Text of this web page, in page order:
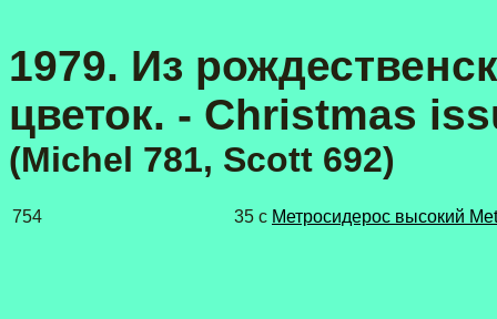
1979. Из
цветок. - Christmas
(Michel 781, Scott 692)
754 35 с Метросидерос высокий